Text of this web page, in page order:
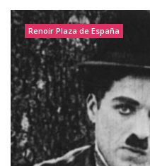
Renoir Plaza de España